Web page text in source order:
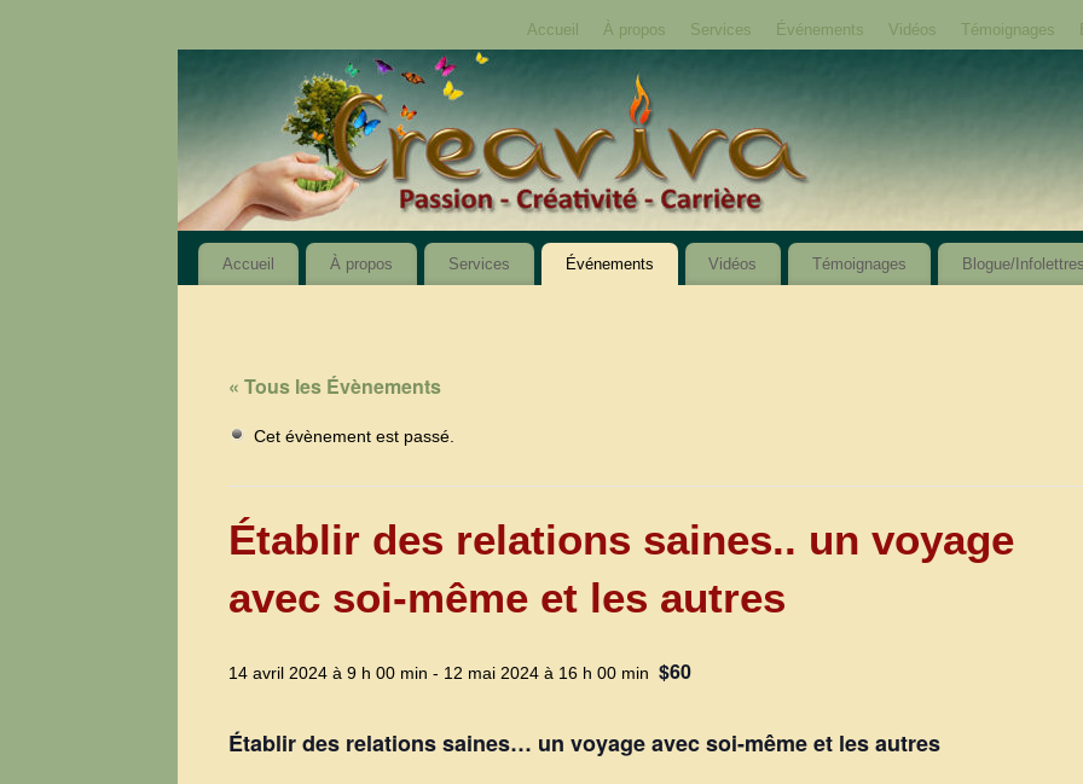
Accueil À propos Services Événements Vidéos Témoignages
Accueil À propos Services Événements Vidéos Témoignages Blogue/
« Tous les Évènements
Cet évènement est passé.
Établir des relations saines.. un voyage
avec soi-même et les autres
14 avril 2024 à 9 h 00 min - 12 mai 2024 à 16 h 00 min $60
Établir des relations saines… un voyage avec soi-même et les autres